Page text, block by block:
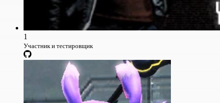
1
Участник и тестировщик